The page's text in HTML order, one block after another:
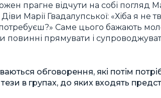
прагне відчути на собі погляд
Марії Гвадалупської: «Хіба я не
Саме цього бажають
прямувати і
обговорення, які потім
в групах, до яких входять